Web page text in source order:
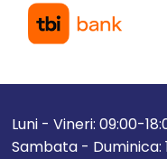
Luni - Vineri: 09:00-
Sambata - Duminica: